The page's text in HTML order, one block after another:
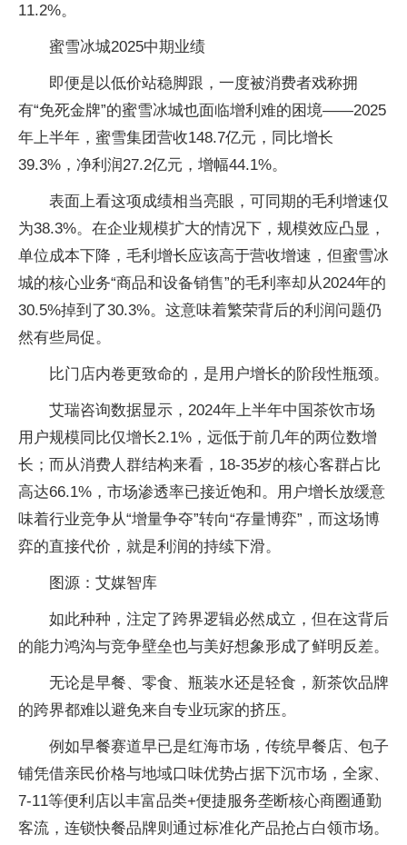
11.2%。
蜜雪冰城2025中期业绩
即便是以低价站稳脚跟，一度被消费者戏称拥
有“免死金牌”的蜜雪冰城也面临增利难的困境——2025
年上半年，蜜雪集团营收148.7亿元，同比增长
39.3%，净利润27.2亿元，增幅44.1%。
表面上看这项成绩相当亮眼，可同期的毛利增速仅
为38.3%。在企业规模扩大的情况下，规模效应凸显，
单位成本下降，毛利增长应该高于营收增速，但蜜雪冰
城的核心业务“商品和设备销售”的毛利率却从2024年的
30.5%掉到了30.3%。这意味着繁荣背后的利润问题仍
然有些局促。
比门店内卷更致命的，是用户增长的阶段性瓶颈。
艾瑞咨询数据显示，2024年上半年中国茶饮市场
用户规模同比仅增长2.1%，远低于前几年的两位数增
长；而从消费人群结构来看，18-35岁的核心客群占比
高达66.1%，市场渗透率已接近饱和。用户增长放缓意
味着行业竞争从“增量争夺”转向“存量博弈”，而这场博
弈的直接代价，就是利润的持续下滑。
图源：艾媒智库
如此种种，注定了跨界逻辑必然成立，但在这背后
的能力鸿沟与竞争壁垒也与美好想象形成了鲜明反差。
无论是早餐、零食、瓶装水还是轻食，新茶饮品牌
的跨界都难以避免来自专业玩家的挤压。
例如早餐赛道早已是红海市场，传统早餐店、包子
铺凭借亲民价格与地域口味优势占据下沉市场，全家、
7-11等便利店以丰富品类+便捷服务垄断核心商圈通勤
客流，连锁快餐品牌则通过标准化产品抢占白领市场。